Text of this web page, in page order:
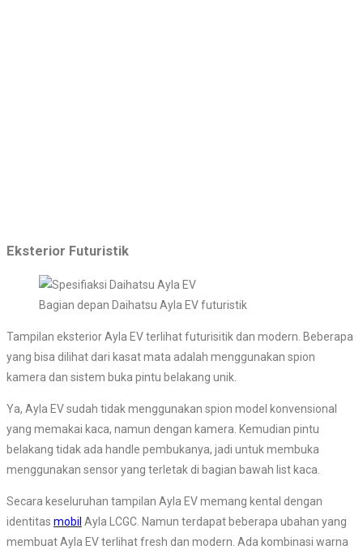
Eksterior Futuristik
Bagian depan Daihatsu Ayla EV futuristik
Tampilan eksterior Ayla EV terlihat futurisitik dan modern. Beberapa
yang bisa dilihat dari kasat mata adalah menggunakan spion
kamera dan sistem buka pintu belakang unik.
Ya, Ayla EV sudah tidak menggunakan spion model konvensional
yang memakai kaca, namun dengan kamera. Kemudian pintu
belakang tidak ada handle pembukanya, jadi untuk membuka
menggunakan sensor yang terletak di bagian bawah list kaca.
Secara keseluruhan tampilan Ayla EV memang kental dengan
identitas mobil Ayla LCGC. Namun terdapat beberapa ubahan yang
membuat Ayla EV terlihat fresh dan modern. Ada kombinasi warna